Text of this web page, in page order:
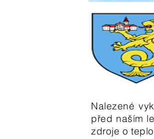
Nalezené
před naším
zdroje o